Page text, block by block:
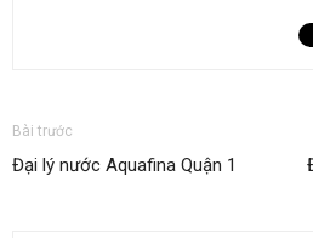
Bài trước
Đại lý nước Aquafina Quận 1